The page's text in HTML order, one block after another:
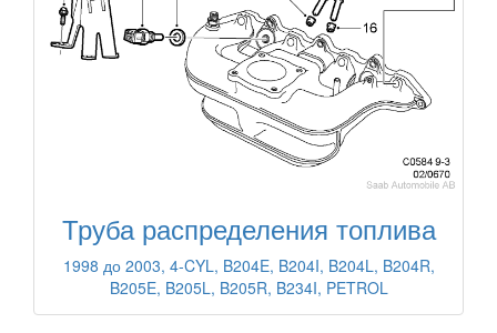
Труба распределения топлива
1998 до 2003, 4-CYL, B204E, B204I, B204L, B204R,
B205E, B205L, B205R, B234I, PETROL